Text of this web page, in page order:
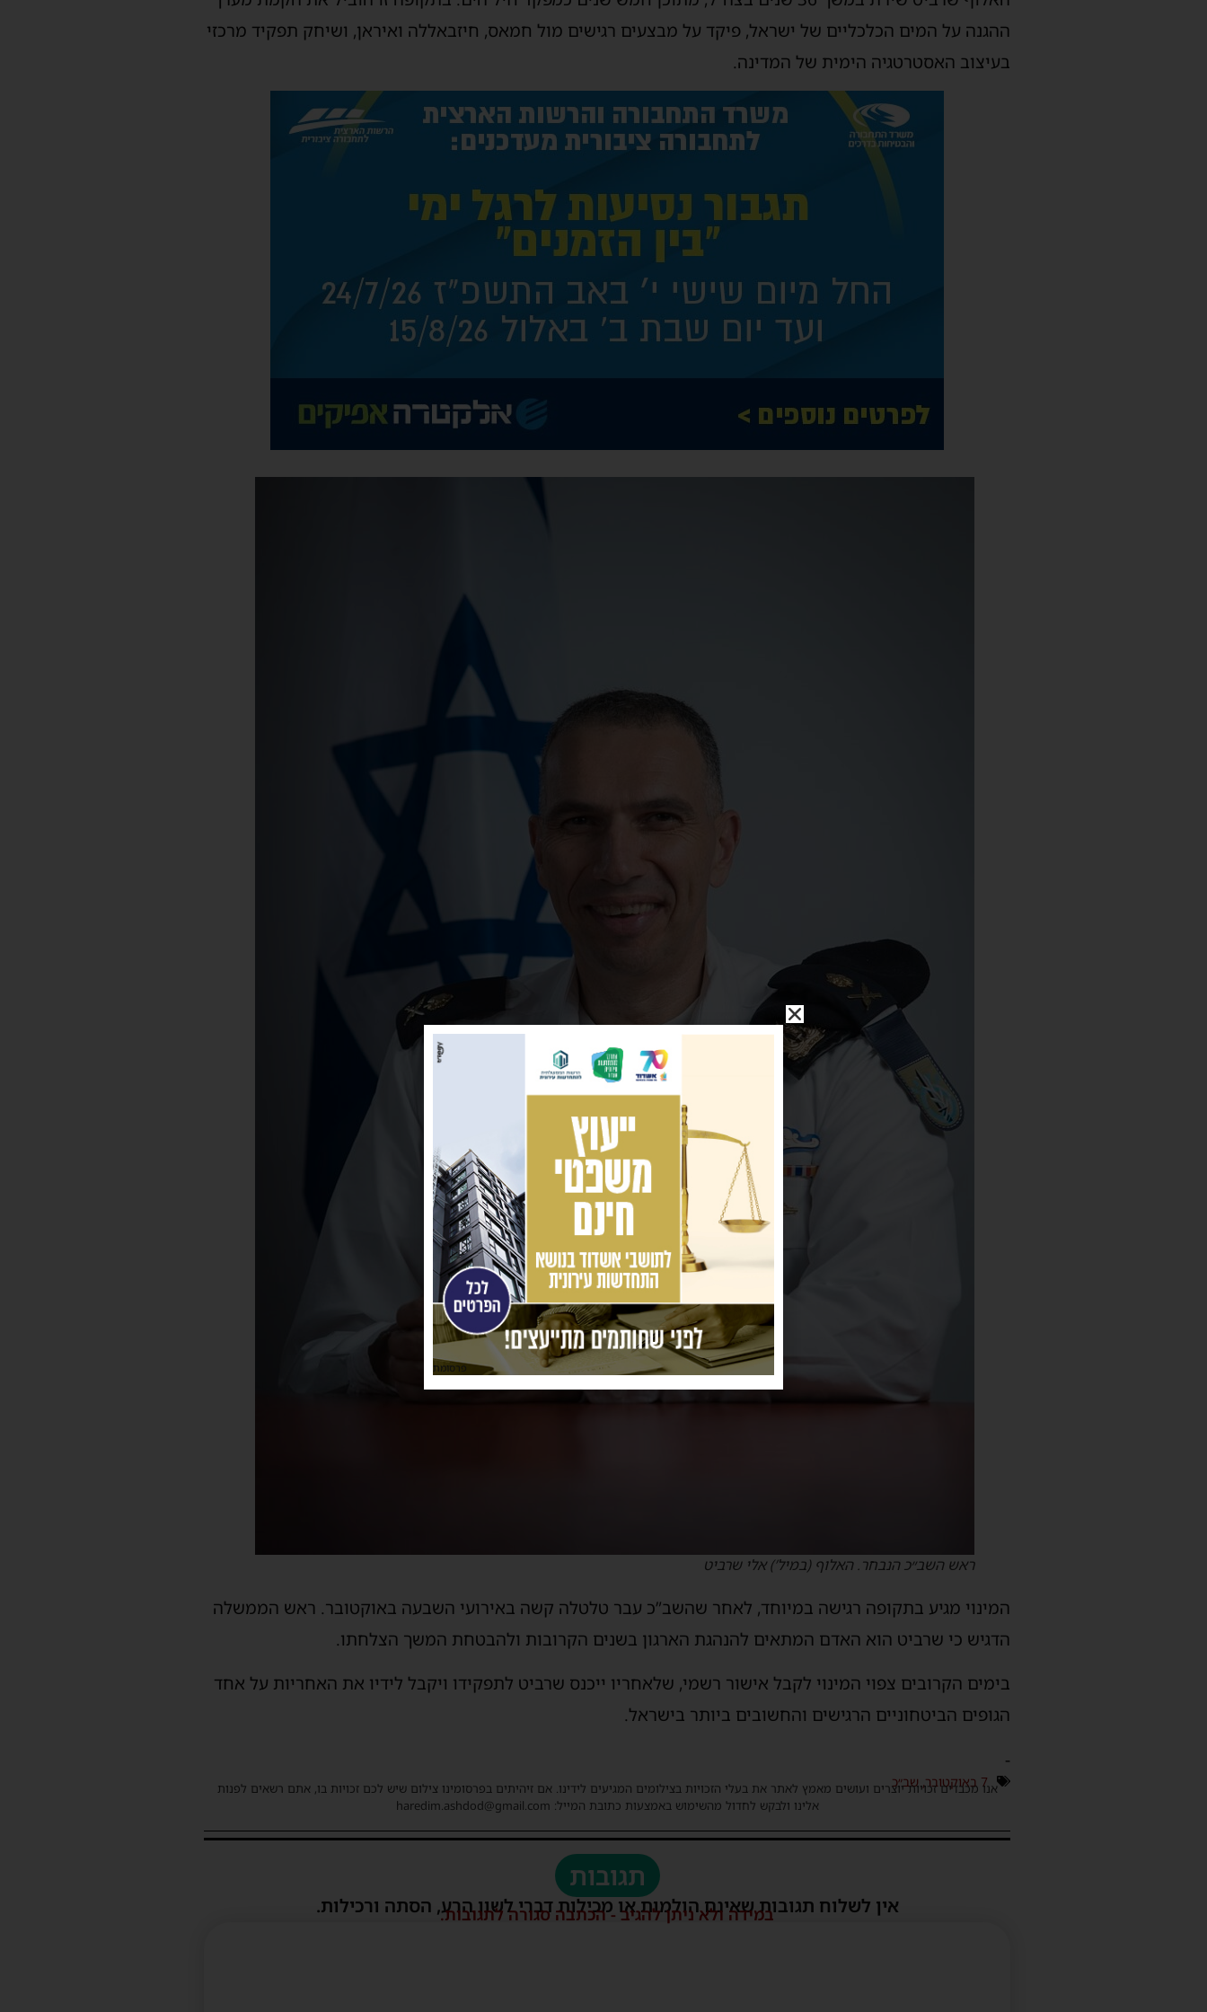
ההגנה על המים הכלכליים של ישראל, פיקד על מבצעים רגישים מול חמאס, חיזבאללה ואיראן, ושיחק תפקיד מרכזי
בעיצוב האסטרטגיה הימית של המדינה.
ראש השב״כ הנבחר. האלוף (במיל’) אלי שרביט
המינוי מגיע בתקופה רגישה במיוחד, לאחר שהשב”כ עבר טלטלה קשה באירועי השבעה באוקטובר. ראש הממשלה
הדגיש כי שרביט הוא האדם המתאים להנהגת הארגון בשנים הקרובות ולהבטחת המשך הצלחתו.
בימים הקרובים צפוי המינוי לקבל אישור רשמי, שלאחריו ייכנס שרביט לתפקידו ויקבל לידיו את האחריות על אחד
הגופים הביטחוניים הרגישים והחשובים ביותר בישראל.
-
7 באוקטובר , שב״כ
אנו מכבדים זכויות יוצרים ועושים מאמץ לאתר את בעלי הזכויות בצילומים המגיעים לידינו. אם זיהיתים בפרסומינו צילום שיש לכם זכויות בו, אתם רשאים לפנות
אלינו ולבקש לחדול מהשימוש באמצעות כתובת המייל: haredim.ashdod@gmail.com
תגובות
אין לשלוח תגובות שאינם הולמות או מכילות דברי לשון הרע, הסתה ורכילות.
במידה ולא ניתן להגיב - הכתבה סגורה לתגובות.
פרסומת